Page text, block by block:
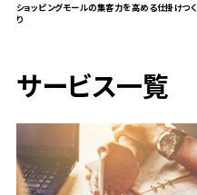
ショッピングモールの集客力を高める仕掛けつく
り
サービス一覧